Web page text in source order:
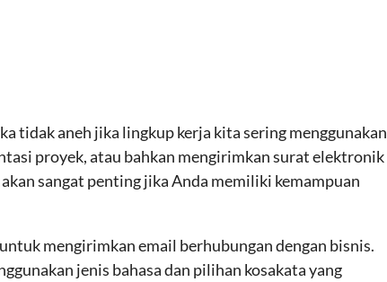
tidak aneh jika lingkup kerja kita sering menggunakan
proyek, atau bahkan mengirimkan surat elektronik
sangat penting jika Anda memiliki kemampuan
mengirimkan email berhubungan dengan bisnis.
jenis bahasa dan pilihan kosakata yang